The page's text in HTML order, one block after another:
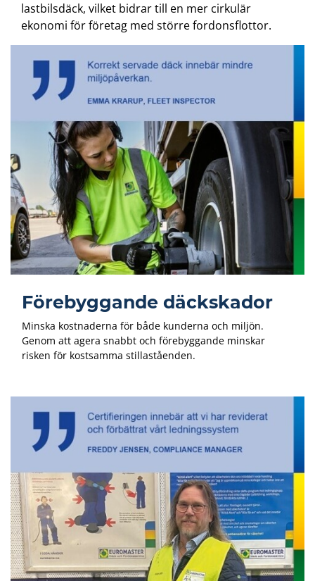
lastbilsdäck, vilket bidrar till en mer cirkulär
ekonomi för företag med större fordonsflottor.
Förebyggande däckskador
Minska kostnaderna för både kunderna och miljön.
Genom att agera snabbt och förebyggande minskar
risken för kostsamma stillaståenden.